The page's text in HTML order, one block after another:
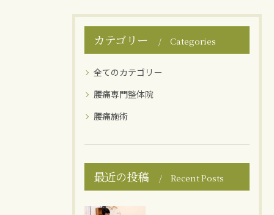
カテゴリー Categories
全てのカテゴリー
腰痛専門整体院
腰痛施術
最近の投稿 Recent Posts